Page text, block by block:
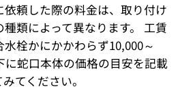
頼した際の料金は、取り付け
類によって異なります。 工賃
栓かにかかわらず10,000～
に蛇口本体の価格の目安を記載
てください。